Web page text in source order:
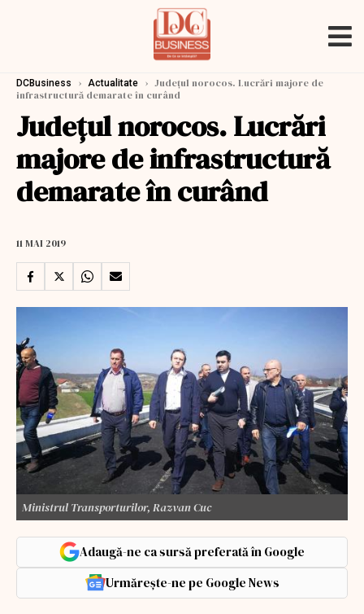
DCBusiness › Actualitate › Județul norocos. Lucrări majore de
infrastructură demarate în curând
Județul norocos. Lucrări
majore de infrastructură
demarate în curând
11 MAI 2019
Ministrul Transporturilor, Razvan Cuc
Adaugă-ne ca sursă preferată în Google
Urmărește-ne pe Google News